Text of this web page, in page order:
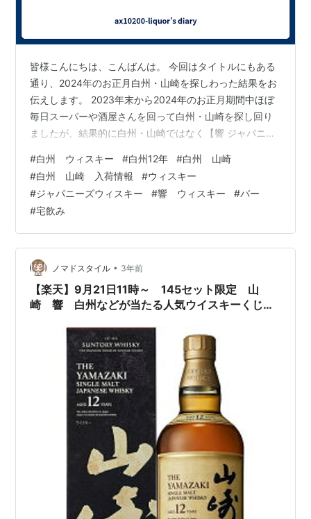
皆様こんにちは、こんばんは。 今回はタイトルにもある
通り、2024年のお正月白州・山崎を探しわった結果をお
伝えします。 2023年末から2024年のお正月期間中ほぼ
毎日スーパーや酒屋さんを回って白州・山崎を探し回り
ましたが、結果的に白州・山崎ではなく【響 ジャパニー
した。。。 ほんとに欲しかったのは白州なので嬉しいよ
うな嬉しくないような。。。（笑） 皆様はお目当てのウ
ィスキーをゲットできたでしょうか？？ 私の地域では、
風のうわさで朝に入荷してもすぐには店頭に並べず、午
後のどこかの時間で変則的に店頭に並べるお店もあるか
もなどの噂も飛び交って、お…
#白州 ウィスキー #白州12年 #白州 山崎
#白州 山崎 入荷情報 #ウィスキー
#ジャパニーズウィスキー #響 ウィスキー #バー
#宅飲み
ノマドスタイル • 3年前
【楽天】9月21日11時～ 145セット限定 山
崎 響 白州などが当たる人気ウイスキーくじが